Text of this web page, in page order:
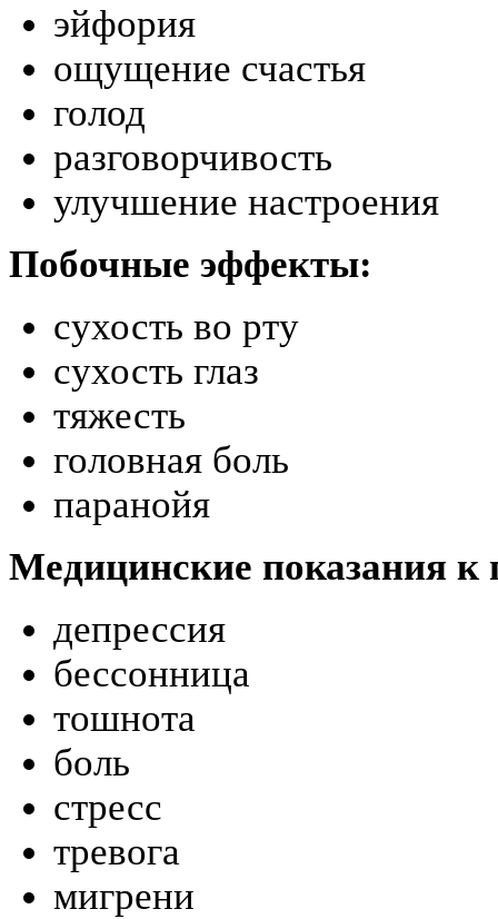
эйфория
ощущение счастья
голод
разговорчивость
улучшение настроения
Побочные эффекты:
сухость во рту
сухость глаз
тяжесть
головная боль
паранойя
Медицинские показания
депрессия
бессонница
тошнота
боль
стресс
тревога
мигрени